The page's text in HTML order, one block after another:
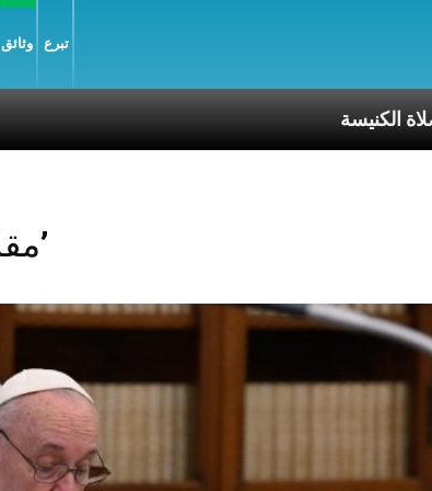
وثائق تبرع
Posts Tagged ‘مقابة عامة’